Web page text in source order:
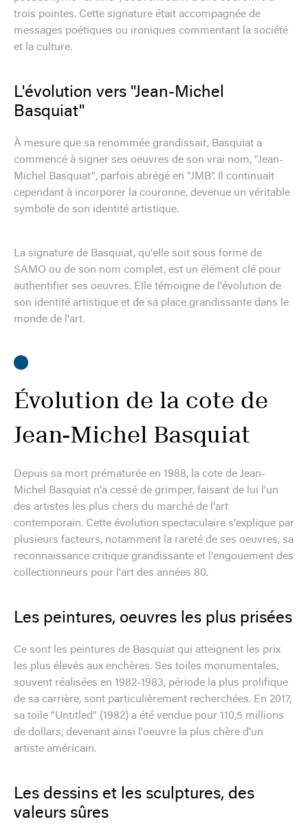
trois pointes. Cette signature était accompagnée de
messages poétiques ou ironiques commentant la société
et la culture.
L'évolution vers "Jean-Michel
Basquiat"
À mesure que sa renommée grandissait, Basquiat a
commencé à signer ses oeuvres de son vrai nom, "Jean-
Michel Basquiat", parfois abrégé en "JMB". Il continuait
cependant à incorporer la couronne, devenue un véritable
symbole de son identité artistique.
La signature de Basquiat, qu'elle soit sous forme de
SAMO ou de son nom complet, est un élément clé pour
authentifier ses oeuvres. Elle témoigne de l'évolution de
son identité artistique et de sa place grandissante dans le
monde de l'art.
Évolution de la cote de
Jean-Michel Basquiat
Depuis sa mort prématurée en 1988, la cote de Jean-
Michel Basquiat n'a cessé de grimper, faisant de lui l'un
des artistes les plus chers du marché de l'art
contemporain. Cette évolution spectaculaire s'explique par
plusieurs facteurs, notamment la rareté de ses oeuvres, sa
reconnaissance critique grandissante et l'engouement des
collectionneurs pour l'art des années 80.
Les peintures, oeuvres les plus prisées
Ce sont les peintures de Basquiat qui atteignent les prix
les plus élevés aux enchères. Ses toiles monumentales,
souvent réalisées en 1982-1983, période la plus prolifique
de sa carrière, sont particulièrement recherchées. En 2017,
sa toile "Untitled" (1982) a été vendue pour 110,5 millions
de dollars, devenant ainsi l'oeuvre la plus chère d'un
artiste américain.
Les dessins et les sculptures, des
valeurs sûres